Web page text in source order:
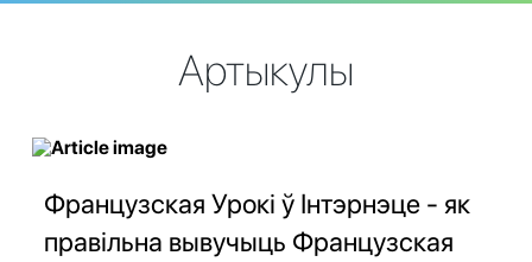
Артыкулы
Французская Урокі ў Інтэрнэце - як
правільна вывучыць Французская